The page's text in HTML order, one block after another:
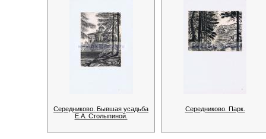
Середниково. Бывшая усадьба
Е.А. Столыпиной.
Середниково. Парк.